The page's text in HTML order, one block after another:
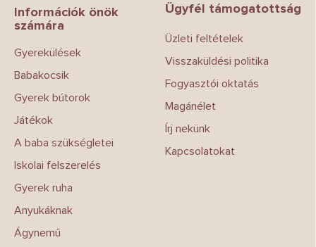
Információk önök
számára
Gyerekülések
Babakocsik
Gyerek bútorok
Játékok
A baba szükségletei
Iskolai felszerelés
Gyerek ruha
Anyukáknak
Ágynemű
Ügyfél támogatottság
Üzleti feltételek
Visszaküldési politika
Fogyasztói oktatás
Magánélet
Írj nekünk
Kapcsolatokat